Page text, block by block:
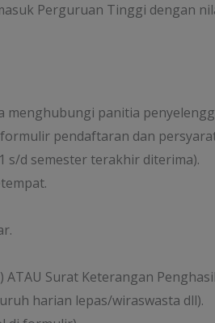
Perguruan Tinggi dengan
panitia
pendaftaran dan
s/d semester terakhir diterima).
Surat Keterangan
harian lepas/wiraswasta dll).